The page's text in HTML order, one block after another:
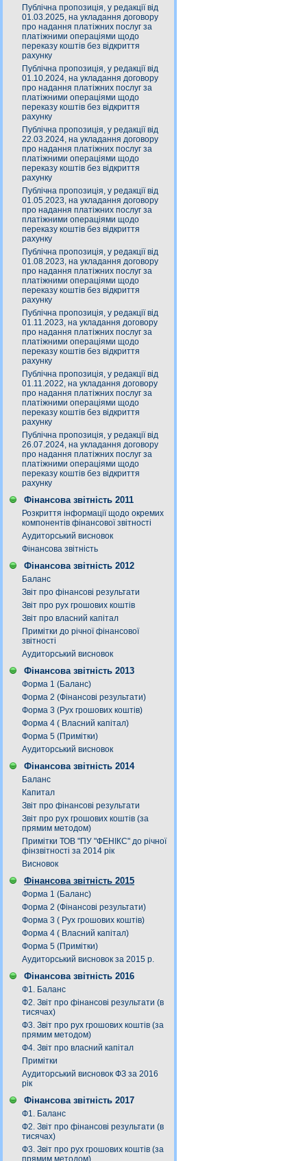
Публічна пропозиція, у редакції від
01.03.2025, на укладання договору
про надання платіжних послуг за
платіжними операціями щодо
переказу коштів без відкриття
рахунку
Публічна пропозиція, у редакції від
01.10.2024, на укладання договору
про надання платіжних послуг за
платіжними операціями щодо
переказу коштів без відкриття
рахунку
Публічна пропозиція, у редакції від
22.03.2024, на укладання договору
про надання платіжних послуг за
платіжними операціями щодо
переказу коштів без відкриття
рахунку
Публічна пропозиція, у редакції від
01.05.2023, на укладання договору
про надання платіжних послуг за
платіжними операціями щодо
переказу коштів без відкриття
рахунку
Публічна пропозиція, у редакції від
01.08.2023, на укладання договору
про надання платіжних послуг за
платіжними операціями щодо
переказу коштів без відкриття
рахунку
Публічна пропозиція, у редакції від
01.11.2023, на укладання договору
про надання платіжних послуг за
платіжними операціями щодо
переказу коштів без відкриття
рахунку
Публічна пропозиція, у редакції від
01.11.2022, на укладання договору
про надання платіжних послуг за
платіжними операціями щодо
переказу коштів без відкриття
рахунку
Публічна пропозиція, у редакції від
26.07.2024, на укладання договору
про надання платіжних послуг за
платіжними операціями щодо
переказу коштів без відкриття
рахунку
Фінансова звітність 2011
Розкриття інформації щодо окремих
компонентів фінансової звітності
Аудиторський висновок
Фінансова звітність
Фінансова звітність 2012
Баланс
Звіт про фінансові результати
Звіт про рух грошових коштів
Звіт про власний капітал
Примітки до річної фінансової
звітності
Аудиторський висновок
Фінансова звітність 2013
Форма 1 (Баланс)
Форма 2 (Фінансові результати)
Форма 3 (Рух грошових коштів)
Форма 4 ( Власний капітал)
Форма 5 (Примітки)
Аудиторський висновок
Фінансова звітність 2014
Баланс
Капитал
Звіт про фінансові результати
Звіт про рух грошових коштів (за
прямим методом)
Примітки ТОВ "ПУ "ФЕНІКС" до річної
фінзвітності за 2014 рік
Висновок
Фінансова звітність 2015
Форма 1 (Баланс)
Форма 2 (Фінансові результати)
Форма 3 ( Рух грошових коштів)
Форма 4 ( Власний капітал)
Форма 5 (Примітки)
Аудиторський висновок за 2015 р.
Фінансова звітність 2016
Ф1. Баланс
Ф2. Звіт про фінансові результати (в
тисячах)
Ф3. Звiт про рух грошових коштiв (за
прямим методом)
Ф4. Звіт про власний капітал
Примітки
Аудиторський висновок ФЗ за 2016
рік
Фінансова звітність 2017
Ф1. Баланс
Ф2. Звіт про фінансові результати (в
тисячах)
Ф3. Звiт про рух грошових коштiв (за
прямим методом)